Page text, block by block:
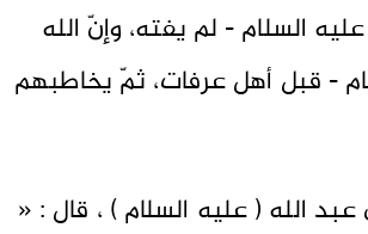
السلام - لم يفته، وإنّ الله
- قبل أهل عرفات، ثمّ يخاطبهم
الله ( عليه السلام ) ، قال : «